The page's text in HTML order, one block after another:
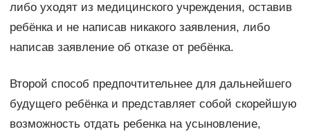
либо уходят из медицинского учреждения, оставив
ребёнка и не написав никакого заявления, либо
написав заявление об отказе от ребёнка.
Второй способ предпочтительнее для дальнейшего
будущего ребёнка и представляет собой скорейшую
возможность отдать ребенка на усыновление,